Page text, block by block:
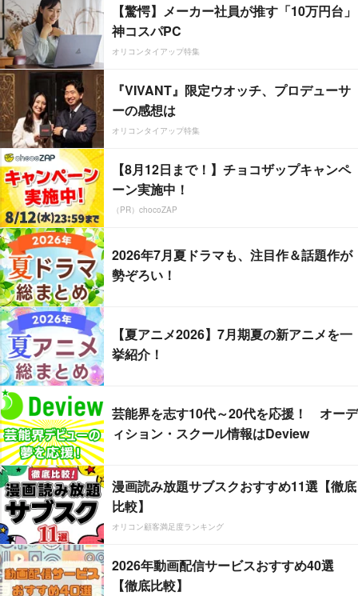
【驚愕】メーカー社員が推す「10万円台」
神コスパPC
オリコンタイアップ特集
『VIVANT』限定ウオッチ、プロデューサ
ーの感想は
オリコンタイアップ特集
【8月12日まで！】チョコザップキャンペ
ーン実施中！
（PR）chocoZAP
2026年7月夏ドラマも、注目作＆話題作が
勢ぞろい！
【夏アニメ2026】7月期夏の新アニメを一
挙紹介！
芸能界を志す10代～20代を応援！ オーデ
ィション・スクール情報はDeview
漫画読み放題サブスクおすすめ11選【徹底
比較】
オリコン顧客満足度ランキング
2026年動画配信サービスおすすめ40選
【徹底比較】